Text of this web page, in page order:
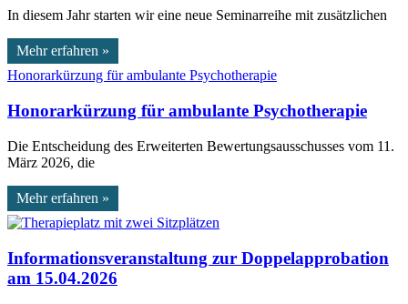
In diesem Jahr starten wir eine neue Seminarreihe mit zusätzlichen
Mehr erfahren »
Honorarkürzung für ambulante Psychotherapie
Die Entscheidung des Erweiterten Bewertungsausschusses vom 11.
März 2026, die
Mehr erfahren »
Informationsveranstaltung zur Doppelapprobation
am 15.04.2026